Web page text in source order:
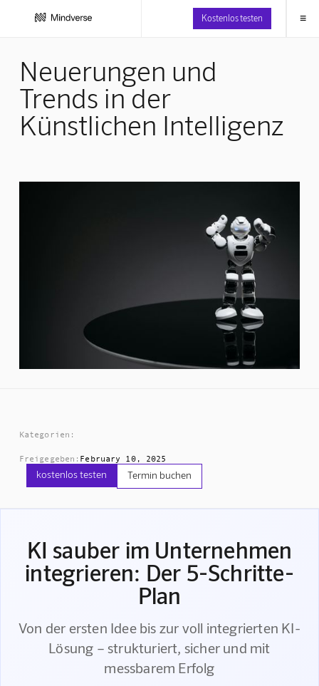
Kostenlos testen ≡
Neuerungen und
Trends in der
Künstlichen Intelligenz
Kategorien:
Freigegeben: February 10, 2025
kostenlos testen Termin buchen
KI sauber im Unternehmen
integrieren: Der 5-Schritte-
Plan
Von der ersten Idee bis zur voll integrierten KI-
Lösung – strukturiert, sicher und mit
messbarem Erfolg